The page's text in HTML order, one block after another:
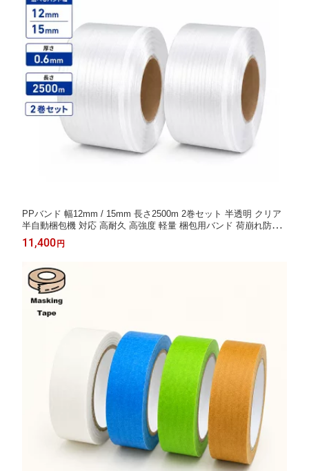
PPバンド 幅12mm / 15mm 長さ2500m 2巻セット 半透明 クリア
半自動梱包機 対応 高耐久 高強度 軽量 梱包用バンド 荷崩れ防止
業務用 工場 物流 倉庫 段ボール梱包 長尺タイプ コスト削減 梱包
資材 物流用品 消耗品 引越しバンド 区分140S NP-134
11,400 円